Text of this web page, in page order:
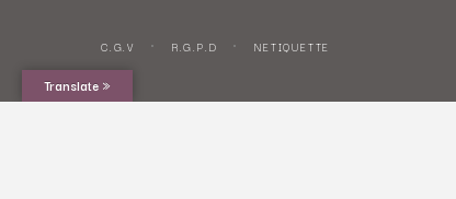
C.G.V R.G.P.D NETIQUETTE
Translate »